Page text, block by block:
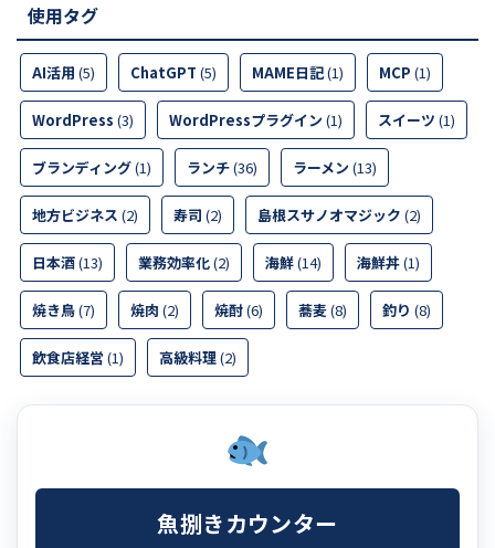
使用タグ
AI活用 (5) ChatGPT (5) MAME日記(1) MCP (1)
WordPress (3) WordPressプラグイン (1) スイーツ (1)
ブランディング(1) ランチ(36) ラーメン (13)
地方ビジネス (2) 寿司 (2) 島根スサノオマジック (2)
日本酒(13) 業務効率化(2) 海鮮(14) 海鮮丼(1)
焼き鳥(7) 焼肉 (2) 焼酎(6) 蕎麦(8) 釣り (8)
飲食店経営(1) 高級料理(2)
魚捌きカウンター